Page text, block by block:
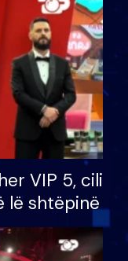
VIP 5, cili
lë shtëpinë